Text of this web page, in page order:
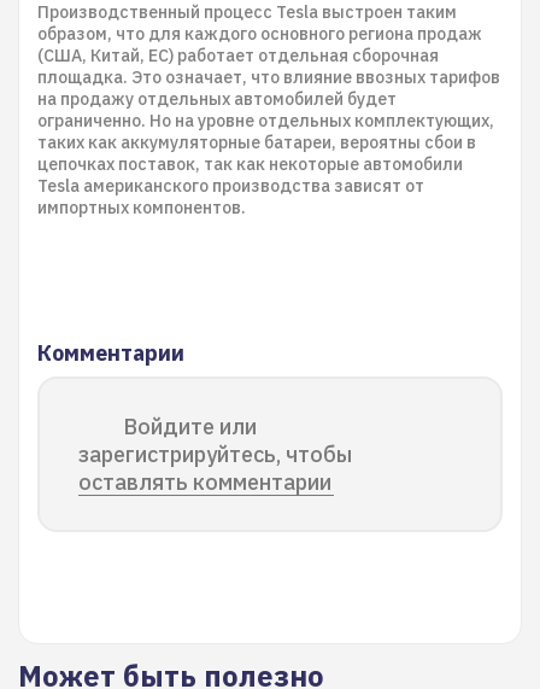
Производственный процесс Tesla выстроен таким
образом, что для каждого основного региона продаж
(США, Китай, ЕС) работает отдельная сборочная
площадка. Это означает, что влияние ввозных тарифов
на продажу отдельных автомобилей будет
ограниченно. Но на уровне отдельных комплектующих,
таких как аккумуляторные батареи, вероятны сбои в
цепочках поставок, так как некоторые автомобили
Tesla американского производства зависят от
импортных компонентов.
Комментарии
Войдите или
зарегистрируйтесь, чтобы
оставлять комментарии
Может быть полезно